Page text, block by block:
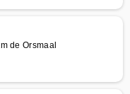
de Orsmaal